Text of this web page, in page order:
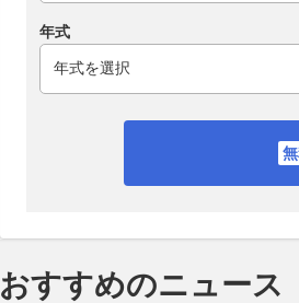
年式
おすすめのニュース